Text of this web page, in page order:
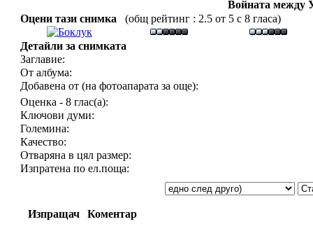
Войната между
Оцени тази снимка
(общ рейтинг : 2.5 от 5 с 8 гласа)
Детайли за снимката
Заглавие:
От албума:
Добавена от (на фотоапарата за още):
Оценка - 8 глас(а):
Ключови думи:
Големина:
Качество:
Отваряна в цял размер:
Изпратена по ел.поща:
Изпращач Коментар